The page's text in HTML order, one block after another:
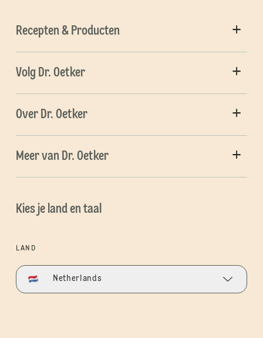
Recepten & Producten
Volg Dr. Oetker
Over Dr. Oetker
Meer van Dr. Oetker
Kies je land en taal
LAND
Netherlands